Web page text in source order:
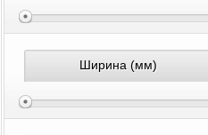
Ширина (мм)